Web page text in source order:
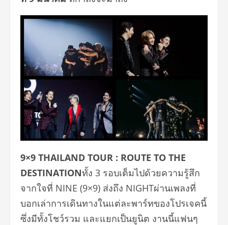
9×9 THAILAND TOUR : ROUTE TO THE
DESTINATIONทั้ง 3 รอบเต็มไปด้วยความรู้สึก
จากใจที่ NINE (9×9) ส่งถึง NIGHTผ่านเพลงที่
บอกเล่าการเดินทางในแต่ละพาร์ทของโปรเจคนี้
ซึ่งมีทั้งโชว์รวม และแยกเป็นยูนิต งานนี้แฟนๆ